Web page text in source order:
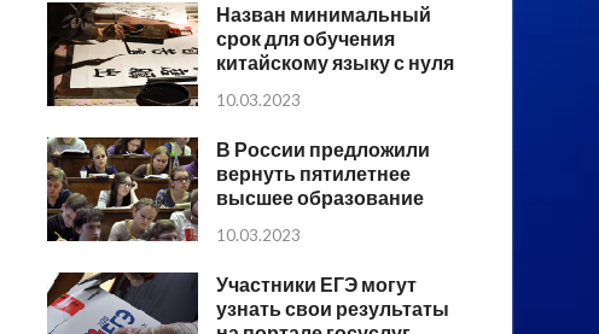
Назван минимальный
срок для обучения
китайскому языку с нуля
10.03.2023
В России предложили
вернуть пятилетнее
высшее образование
10.03.2023
Участники ЕГЭ могут
узнать свои результаты